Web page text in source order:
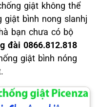
giật không thể
giật bình nong slanhj
bạn chưa có bộ
đài 0866.812.818
giật bình nóng